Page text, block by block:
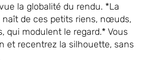
la globalité du rendu. *La
de ces petits riens, nœuds,
qui modulent le regard.* Vous
et recentrez la silhouette, sans